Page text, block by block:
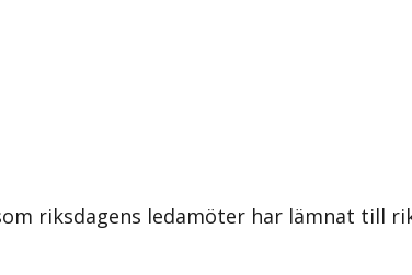
riksdagens ledamöter har lämnat till